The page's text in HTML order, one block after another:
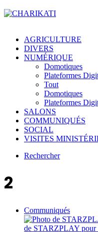
AGRICULTURE
DIVERS
NUMÉRIQUE
Domotiques
Plateformes
Tout
Domotiques
Plateformes
SALONS
COMMUNIQUÉS
SOCIAL
VISITES
Rechercher
2
Communiqués